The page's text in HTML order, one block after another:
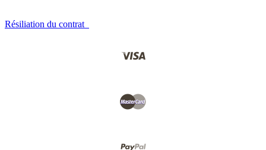
Résiliation du contrat